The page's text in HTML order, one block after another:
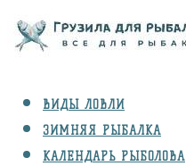
ВИДЫ ЛОВЛИ
ЗИМНЯЯ РЫБАЛКА
КАЛЕНДАРЬ РЫБОЛОВА